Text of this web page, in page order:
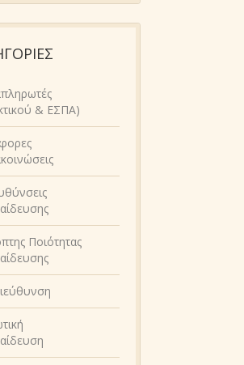
& ΕΣΠΑ)
Ποιότητας